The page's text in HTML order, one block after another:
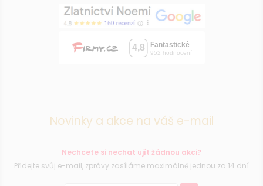
Novinky a akce na váš e-mail
Nechcete si nechat ujít žádnou akci?
Přidejte svůj e-mail, zprávy zasíláme maximálně jednou za 14 dní